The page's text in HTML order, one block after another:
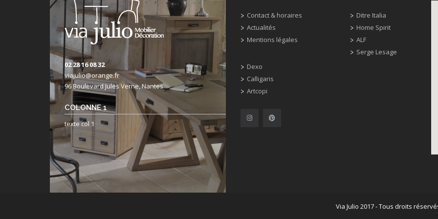
02 28 16 08 32
viajulio@orange.fr
96 Boulevard Jules Verne, Nantes
COLONNE 1
texte col 1
Contact & horaires
Actualités
Mentions légales
Dexo
Calligaris
Artcopi
Ditre Italia
Home Spirit
ALF
Serge Lesage
Via Julio 2017 - Tous droits